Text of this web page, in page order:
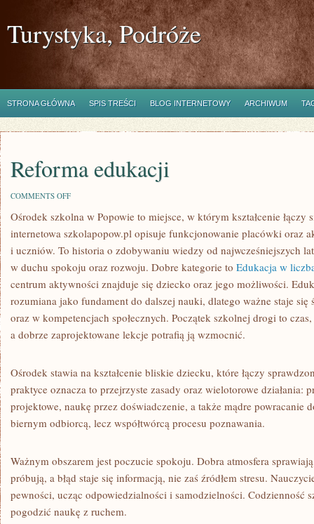
Turystyka, Podróże
STRONA GŁÓWNA SPIS TREŚCI BLOG INTERNETOWY ARCHIWUM
Reforma edukacji
COMMENTS OFFON
EDUKACJI
Ośrodek szkolna w Popowie to miejsce, w którym kształcenie łączy
internetowa szkolapopow.pl opisuje funkcjonowanie placówki oraz
i uczniów. To historia o zdobywaniu wiedzy od najwcześniejszych
w duchu spokoju oraz rozwoju. Dobre kategorie to Edukacja w
centrum aktywności znajduje się dziecko oraz jego możliwości.
rozumiana jako fundament do dalszej nauki, dlatego ważne staje
oraz w kompetencjach społecznych. Początek szkolnej drogi to
a dobrze zaprojektowane lekcje potrafią ją wzmocnić.
Ośrodek stawia na kształcenie bliskie dziecku, które łączy
praktyce oznacza to przejrzyste zasady oraz wielotorowe działania:
projektowe, naukę przez doświadczenie, a także mądre powracanie
biernym odbiorcą, lecz współtwórcą procesu poznawania.
Ważnym obszarem jest poczucie spokoju. Dobra atmosfera
próbują, a błąd staje się informacją, nie zaś źródłem stresu.
pewności, ucząc odpowiedzialności i samodzielności. Codzienność
pogodzić naukę z ruchem.